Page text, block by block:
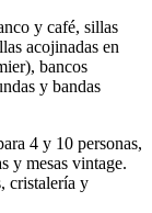
y café, sillas
acojinadas en
bancos
y bandas
4 y 10 personas,
y mesas vintage.
cristalería y